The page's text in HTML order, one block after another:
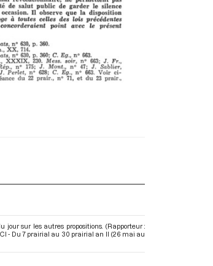
sur les autres propositions. (Rapporteur :
- Du 7 prairial au 30 prairial an II (26 mai au